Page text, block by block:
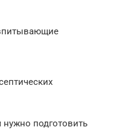
подготовить